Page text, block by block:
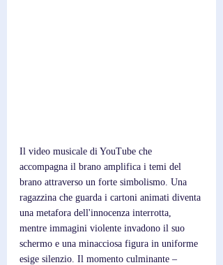
Il video musicale di YouTube che
accompagna il brano amplifica i temi del
brano attraverso un forte simbolismo. Una
ragazzina che guarda i cartoni animati diventa
una metafora dell'innocenza interrotta,
mentre immagini violente invadono il suo
schermo e una minacciosa figura in uniforme
esige silenzio. Il momento culminante –